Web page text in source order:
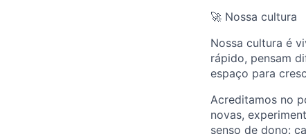
🚀 Nossa cultura
Nossa cultura é
rápido, pensam
espaço para
Acreditamos no
novas,
senso de dono: